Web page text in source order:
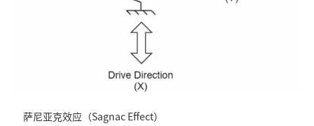
萨尼亚克效应（Sagnac Effect）